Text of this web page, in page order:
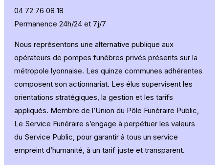
04 72 76 08 18
Permanence 24h/24 et 7j/7
Nous représentons une alternative publique aux
opérateurs de pompes funèbres privés présents sur la
métropole lyonnaise. Les quinze communes adhérentes
composent son actionnariat. Les élus supervisent les
orientations stratégiques, la gestion et les tarifs
appliqués. Membre de l’Union du Pôle Funéraire Public,
Le Service Funéraire s’engage à perpétuer les valeurs
du Service Public, pour garantir à tous un service
empreint d’humanité, à un tarif juste et transparent.